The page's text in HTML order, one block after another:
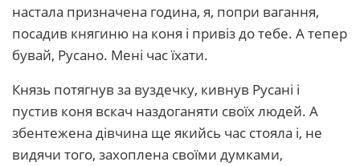
настала призначена година, я, попри вагання,
посадив княгиню на коня і привіз до тебе. А тепер
бувай, Русано. Мені час їхати.
Князь потягнув за вуздечку, кивнув Русані і
пустив коня вскач наздоганяти своїх людей. А
збентежена дівчина ще якийсь час стояла і, не
видячи того, захоплена своїми думками,